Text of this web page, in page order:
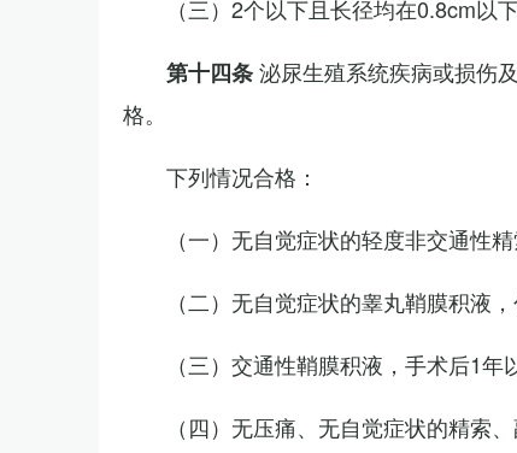
（三）2个以下且长径均在0.8cm以
第十四条泌尿生殖系统疾病或损伤
格。
下列情况合格：
（一）无自觉症状的轻度非交通性
（二）无自觉症状的睾丸鞘膜积液
（三）交通性鞘膜积液，手术后1年
（四）无压痛、无自觉症状的精索